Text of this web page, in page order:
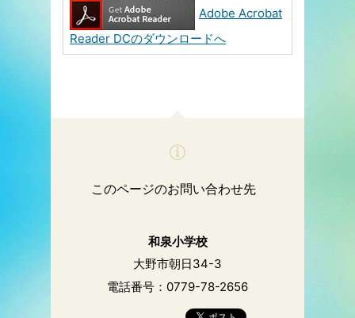
Adobe Acrobat
Reader DCのダウンロードへ
このページのお問い合わせ先
和泉小学校
大野市朝日34-3
電話番号：0779-78-2656